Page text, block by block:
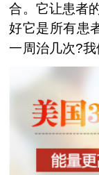
合。它让患者
好它是所有患
一周治几次?我